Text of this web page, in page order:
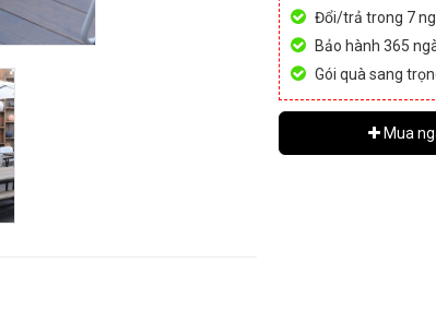
Đổi/trả trong 7
Bảo hành 365
Gói quà sang
Mua